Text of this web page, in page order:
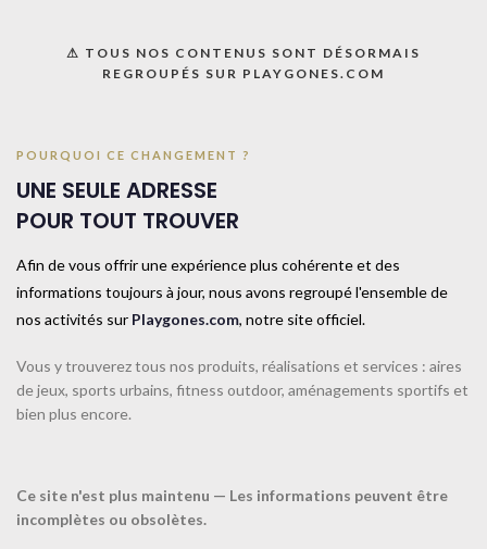
⚠ TOUS NOS CONTENUS SONT DÉSORMAIS
REGROUPÉS SUR PLAYGONES.COM
POURQUOI CE CHANGEMENT ?
UNE SEULE ADRESSE
POUR TOUT TROUVER
Afin de vous offrir une expérience plus cohérente et des
informations toujours à jour, nous avons regroupé l'ensemble de
nos activités sur Playgones.com, notre site officiel.
Vous y trouverez tous nos produits, réalisations et services : aires
de jeux, sports urbains, fitness outdoor, aménagements sportifs et
bien plus encore.
Ce site n'est plus maintenu — Les informations peuvent être
incomplètes ou obsolètes.
Share:
Informations complémentaires
TAILLE
TAILLE UNIQUE
CONTACTEZ-NOUS
Produits similaires